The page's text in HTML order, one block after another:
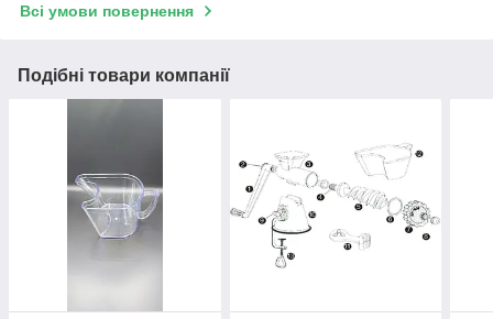
Всі умови повернення
Подібні товари компанії